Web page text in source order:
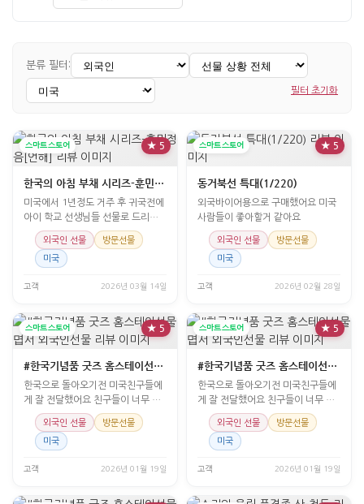
분류 필터:
필터 초기화
스마트스토어 ★ 5
한국의 아침 부채 시리즈-훈민정음[언해]
미국에서 1년정도 거주 후 귀국전에
아이 학교 선생님들 선물로 드리려
고 구매함. 한국적이고
외국인 선물 방문선물
미국
고객 2026년 03월 14일
스마트스토어 ★ 5
동거북선 특대(1/220)
외국바이어용으로 구매했어요 미국
사람들이 좋아할거 같아요
외국인 선물 방문선물
미국
고객 2026년 02월 28일
스마트스토어 ★ 5
#한국기념품 굿즈 홈스테이선물 몁서 외국인선물
한국으로 돌아오기전 미국친구들에
게 잘 전달했어요 친구들이 너무 좋
아했어요
외국인 선물 방문선물
미국
고객 2026년 01월 19일
스마트스토어 ★ 5
#한국기념품 굿즈 홈스테이선물 몁서 외국인선물
한국으로 돌아오기전 미국친구들에
게 잘 전달했어요 친구들이 너무 좋
아했어요
외국인 선물 방문선물
미국
고객 2026년 01월 19일